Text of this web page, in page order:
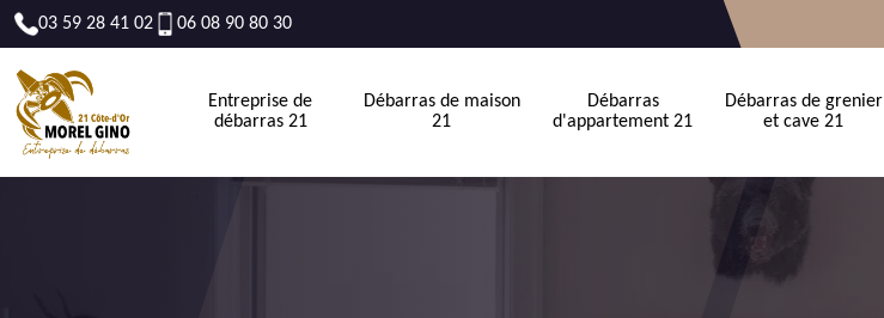
03 59 28 41 02 06 08 90 80 30
Entreprise de
débarras 21
Débarras de maison
21
Débarras
d'appartement 21
Débarras de grenier
et cave 21